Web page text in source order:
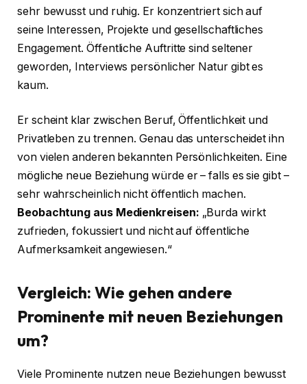
sehr bewusst und ruhig. Er konzentriert sich auf
seine Interessen, Projekte und gesellschaftliches
Engagement. Öffentliche Auftritte sind seltener
geworden, Interviews persönlicher Natur gibt es
kaum.
Er scheint klar zwischen Beruf, Öffentlichkeit und
Privatleben zu trennen. Genau das unterscheidet ihn
von vielen anderen bekannten Persönlichkeiten. Eine
mögliche neue Beziehung würde er – falls es sie gibt –
sehr wahrscheinlich nicht öffentlich machen.
Beobachtung aus Medienkreisen: „Burda wirkt
zufrieden, fokussiert und nicht auf öffentliche
Aufmerksamkeit angewiesen.“
Vergleich: Wie gehen andere
Prominente mit neuen Beziehungen
um?
Viele Prominente nutzen neue Beziehungen bewusst